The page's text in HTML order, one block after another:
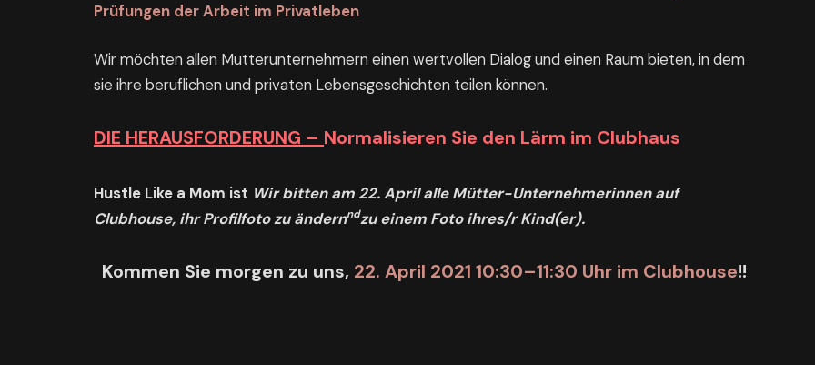
Prüfungen der Arbeit im Privatleben
Wir möchten allen Mutterunternehmern einen wertvollen Dialog und einen Raum bieten, in dem
sie ihre beruflichen und privaten Lebensgeschichten teilen können.
DIE HERAUSFORDERUNG – Normalisieren Sie den Lärm im Clubhaus
Hustle Like a Mom ist Wir bitten am 22. April alle Mütter-Unternehmerinnen auf
Clubhouse, ihr Profilfoto zu ändernndzu einem Foto ihres/r Kind(er).
Kommen Sie morgen zu uns, 22. April 2021 10:30–11:30 Uhr im Clubhouse!!